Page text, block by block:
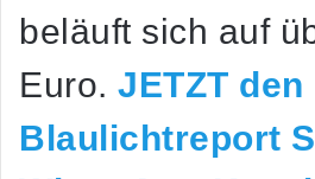
beläuft sich auf
Euro. JETZT den
Blaulichtreport